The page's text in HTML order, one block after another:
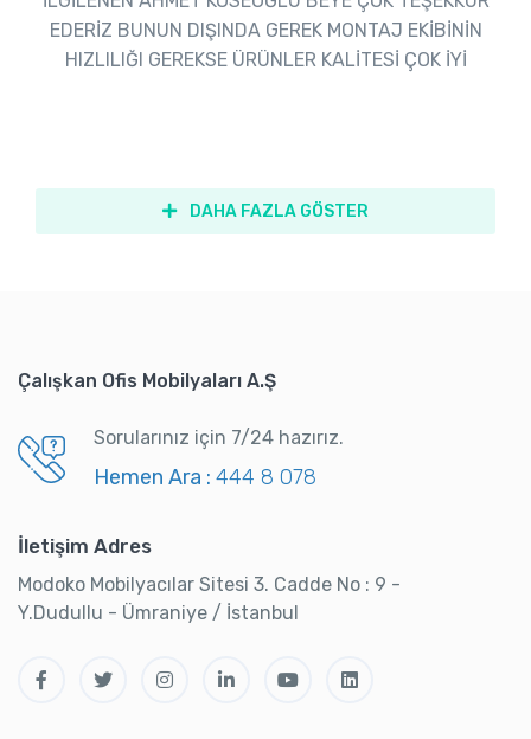
EDERİZ BUNUN DIŞINDA GEREK MONTAJ EKİBİNİN
HIZLILIĞI GEREKSE ÜRÜNLER KALİTESİ ÇOK İYİ
DAHA FAZLA GÖSTER
Çalışkan Ofis Mobilyaları A.Ş
Sorularınız için 7/24 hazırız.
Hemen Ara : 444 8 078
İletişim Adres
Modoko Mobilyacılar Sitesi 3. Cadde No : 9 -
Y.Dudullu - Ümraniye / İstanbul